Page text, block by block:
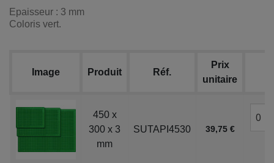
Epaisseur : 3 mm
Coloris vert.
Image Produit Réf.
Prix
unitaire
450 x
300 x 3
mm
SUTAPI4530 39,75 €